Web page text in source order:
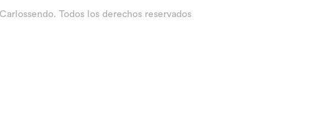
Todos los derechos reservados